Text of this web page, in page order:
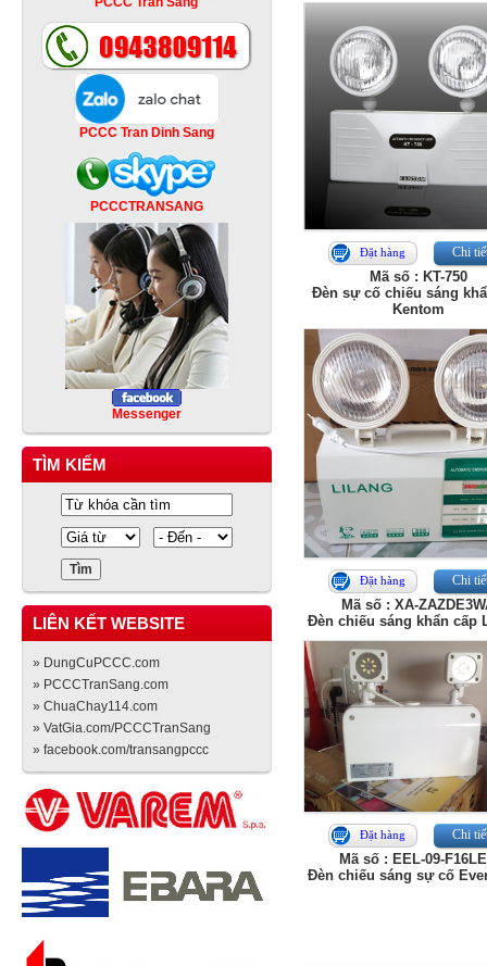
PCCC Tran Dinh Sang
PCCCTRANSANG
Messenger
TÌM KIẾM
LIÊN KẾT WEBSITE
» DungCuPCCC.com
» PCCCTranSang.com
» ChuaChay114.com
» VatGia.com/PCCCTranSang
» facebook.com/transangpccc
Đặt hàng Chi
Mã số : KT-750
Đèn sự cố chiếu sáng
Kentom
Đặt hàng Chi
Mã số : XA-
Đèn chiếu sáng khẩn cấp
Đặt hàng Chi
Mã số : EEL-09-
Đèn chiếu sáng sự cố